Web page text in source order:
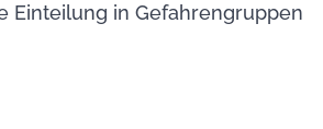
Einteilung in Gefahrengruppen